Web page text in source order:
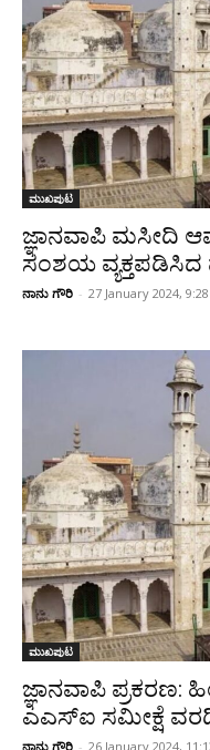
ಮುಖಪುಟ
ಜ್ಞಾನವಾಪಿ ಮಸೀದಿ
ಸಂಶಯ ವ್ಯಕ್ತಪಡಿಸಿದ
ನಾನು ಗೌರಿ - 27 January 2024,
ಮುಖಪುಟ
ಜ್ಞಾನವಾಪಿ ಪ್ರಕರಣ:
ಎಎಸ್‌ಐ ಸಮೀಕ್ಷೆ
ನಾನು ಗೌರಿ - 26 January 2024,